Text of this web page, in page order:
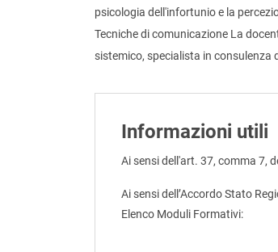
psicologia dell'infortunio e la
Tecniche di comunicazione La
sistemico, specialista in consulenza
Informazioni utili
Ai sensi dell'art. 37, comma 7,
Ai sensi dell’Accordo Stato
Elenco Moduli Formativi: